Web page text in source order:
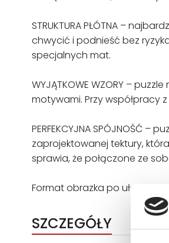
STRUKTURA PŁÓTNA –
chwycić i podnieść bez
specjalnych mat.
WYJĄTKOWE WZORY –
motywami. Przy współpracy
PERFEKCYJNA SPÓJNOŚĆ
zaprojektowanej tektury,
sprawia, że połączone ze
Format obrazka po ułożeniu
SZCZEGÓŁY